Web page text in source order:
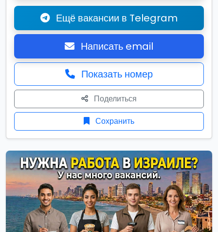
Ещё вакансии в Telegram
Написать email
Показать номер
Поделиться
Сохранить